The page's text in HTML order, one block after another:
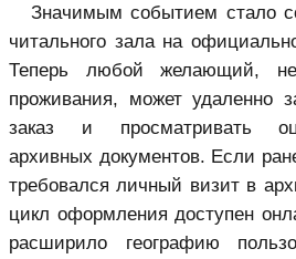
Значимым событием стало
читального зала на
Теперь любой желающий,
проживания, может удаленно
заказ и просматривать
архивных документов. Если
требовался личный визит в
цикл оформления доступен
расширило географию